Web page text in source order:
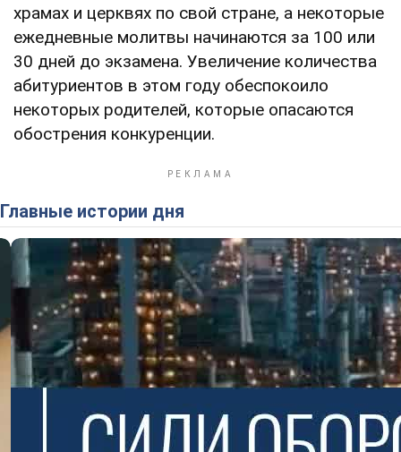
храмах и церквях по свой стране, а некоторые
ежедневные молитвы начинаются за 100 или
30 дней до экзамена. Увеличение количества
абитуриентов в этом году обеспокоило
некоторых родителей, которые опасаются
обострения конкуренции.
Главные истории дня